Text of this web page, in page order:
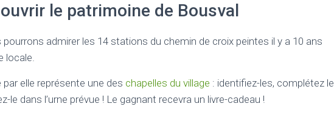
le patrimoine de Bousval
admirer les 14 stations du chemin de croix peintes il y a 10 ans
locale.
elle représente une des chapelles du village : identifiez-les, complétez le
le dans l’urne prévue ! Le gagnant recevra un livre-cadeau !